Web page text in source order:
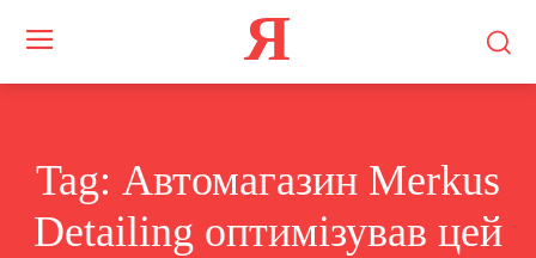
Я
Tag: Автомагазин Merkus
Detailing оптимізував цей